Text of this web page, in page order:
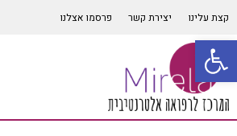
פתח סרגל נגישות
קצת עלינו יצירת קשר פרסמו אצלנו